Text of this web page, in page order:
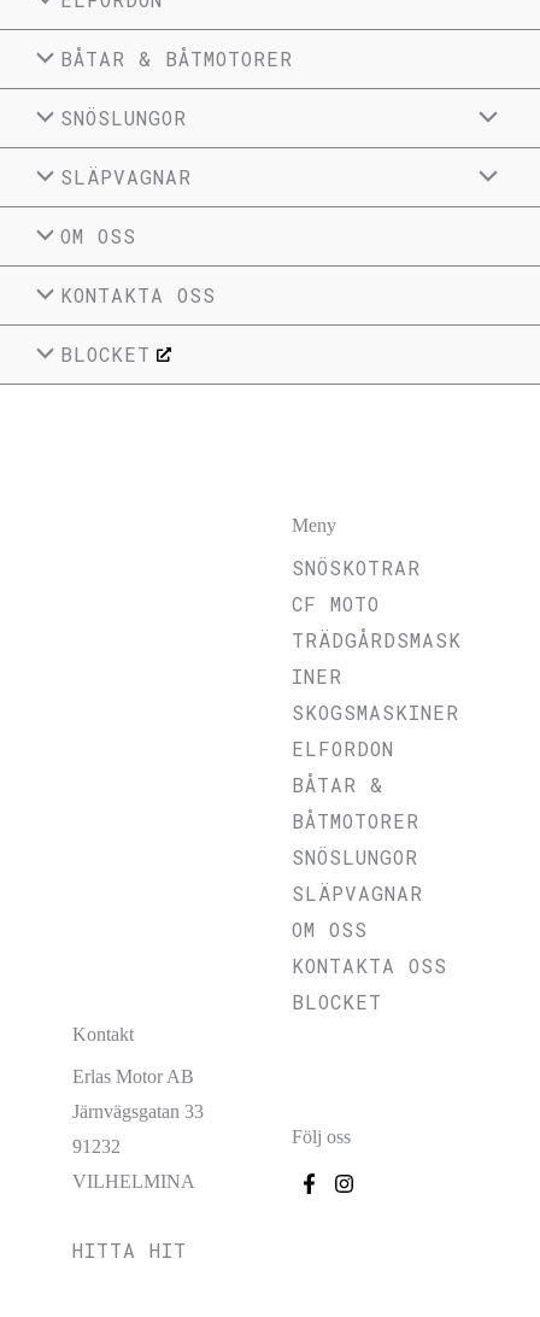
BÅTAR & BÅTMOTORER
SNÖSLUNGOR
SLÄPVAGNAR
OM OSS
KONTAKTA OSS
BLOCKET
Meny
SNÖSKOTRAR
CF MOTO
TRÄDGÅRDSMASK
INER
SKOGSMASKINER
ELFORDON
BÅTAR &
BÅTMOTORER
SNÖSLUNGOR
SLÄPVAGNAR
OM OSS
KONTAKTA OSS
BLOCKET
Kontakt
Erlas Motor AB
Järnvägsgatan 33
91232
VILHELMINA
HITTA HIT
Följ oss